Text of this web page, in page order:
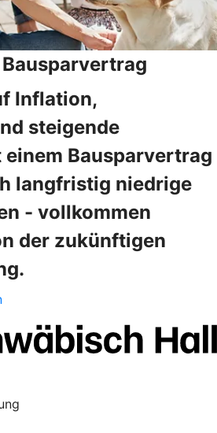
Inflation,
steigende
einem Bausparvertrag
langfristig niedrige
- vollkommen
der zukünftigen